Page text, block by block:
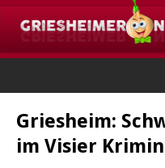
Griesheim:
im Visier